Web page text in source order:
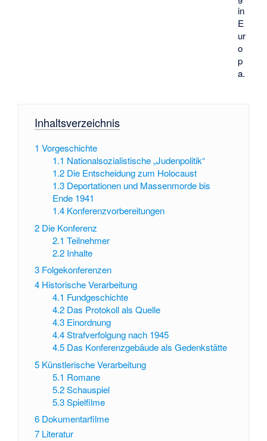
in
E
ur
o
p
a.
Inhaltsverzeichnis
1 Vorgeschichte
1.1 Nationalsozialistische „Judenpolitik“
1.2 Die Entscheidung zum Holocaust
1.3 Deportationen und Massenmorde bis
Ende 1941
1.4 Konferenzvorbereitungen
2 Die Konferenz
2.1 Teilnehmer
2.2 Inhalte
3 Folgekonferenzen
4 Historische Verarbeitung
4.1 Fundgeschichte
4.2 Das Protokoll als Quelle
4.3 Einordnung
4.4 Strafverfolgung nach 1945
4.5 Das Konferenzgebäude als Gedenkstätte
5 Künstlerische Verarbeitung
5.1 Romane
5.2 Schauspiel
5.3 Spielfilme
6 Dokumentarfilme
7 Literatur